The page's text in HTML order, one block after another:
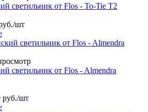
светильник от Flos - To-Tie T2
/шт
светильник от Flos - Almendra
руб./шт